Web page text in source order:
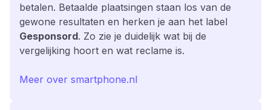
betalen. Betaalde plaatsingen staan los van de
gewone resultaten en herken je aan het label
Gesponsord. Zo zie je duidelijk wat bij de
vergelijking hoort en wat reclame is.
Meer over smartphone.nl